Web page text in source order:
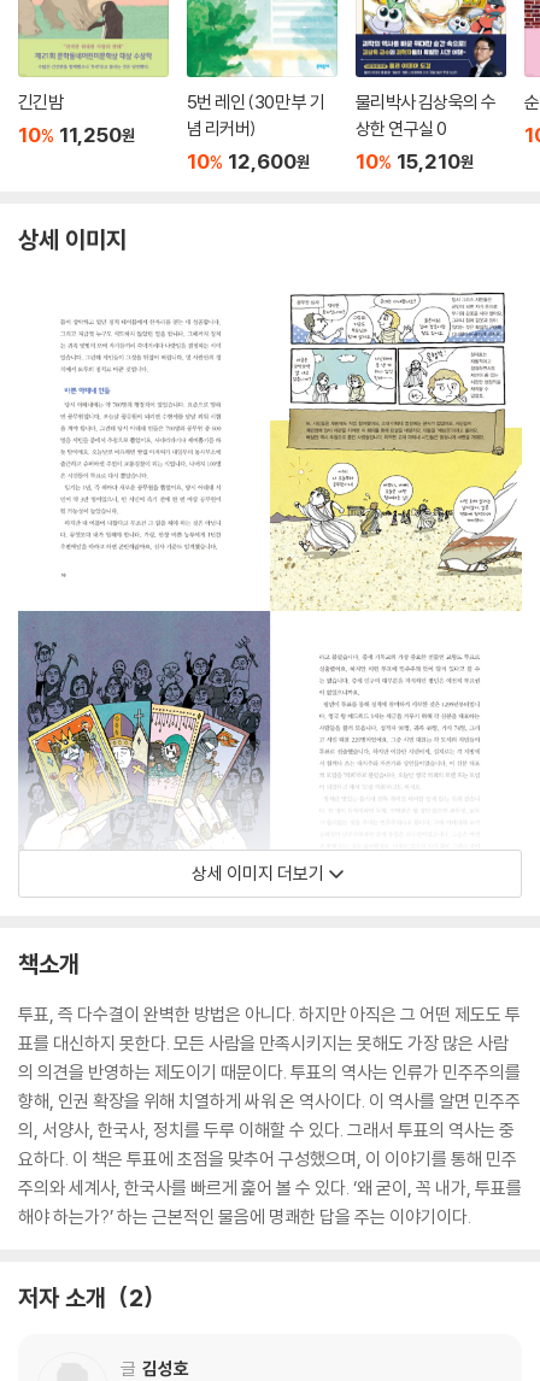
긴긴밤
10% 11,250원
5번 레인 (30만 부 기
념 리커버)
10% 12,600원
물리박사 김상욱의 수
상한 연구실 0
10% 15,210원
상세 이미지
상세 이미지 더보기
책소개
투표, 즉 다수결이 완벽한 방법은 아니다. 하지만 아직은 그 어떤 제도도 투
표를 대신하지 못한다. 모든 사람을 만족시키지는 못해도 가장 많은 사람
의 의견을 반영하는 제도이기 때문이다. 투표의 역사는 인류가 민주주의를
향해, 인권 확장을 위해 치열하게 싸워 온 역사이다. 이 역사를 알면 민주주
의, 서양사, 한국사, 정치를 두루 이해할 수 있다. 그래서 투표의 역사는 중
요하다. 이 책은 투표에 초점을 맞추어 구성했으며, 이 이야기를 통해 민주
주의와 세계사, 한국사를 빠르게 훑어 볼 수 있다. ‘왜 굳이, 꼭 내가, 투표를
해야 하는가?’ 하는 근본적인 물음에 명쾌한 답을 주는 이야기이다.
저자 소개 2
글 김성호